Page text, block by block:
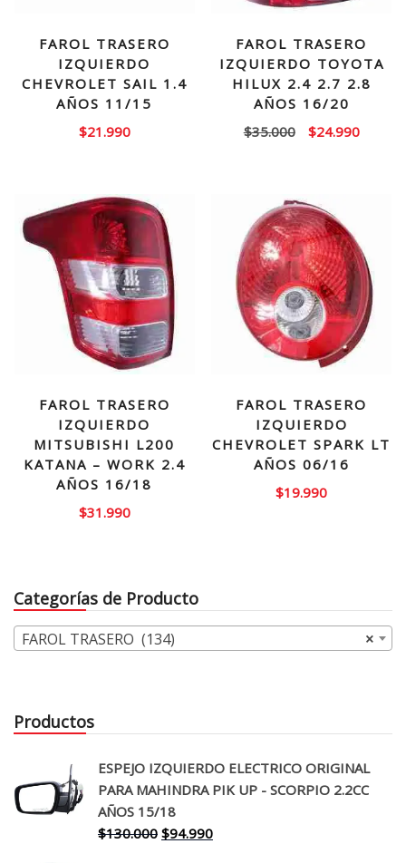
FAROL TRASERO
IZQUIERDO
CHEVROLET SAIL 1.4
AÑOS 11/15
$21.990
FAROL TRASERO
IZQUIERDO TOYOTA
HILUX 2.4 2.7 2.8
AÑOS 16/20
$35.000
El
$35.000.
$24.990El
FAROL TRASERO
IZQUIERDO
MITSUBISHI L200
KATANA – WORK 2.4
AÑOS 16/18
$31.990
FAROL TRASERO
IZQUIERDO
CHEVROLET SPARK LT
AÑOS 06/16
$19.990
Categorías de Producto
×
FAROL TRASERO (134)
Productos
ESPEJO IZQUIERDO ELECTRICO ORIGINAL
PARA MAHINDRA PIK UP - SCORPIO 2.2CC
AÑOS 15/18
$130.000 El
$94.990El